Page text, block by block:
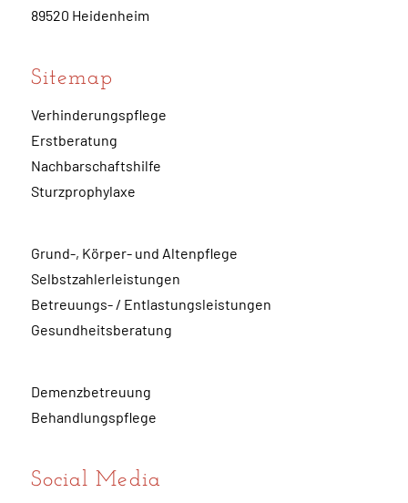
89520 Heidenheim
Sitemap
Verhinderungspflege
Erstberatung
Nachbarschaftshilfe
Sturzprophylaxe
Grund-, Körper- und Altenpflege
Selbstzahlerleistungen
Betreuungs- / Entlastungsleistungen
Gesundheitsberatung
Demenzbetreuung
Behandlungspflege
Social Media